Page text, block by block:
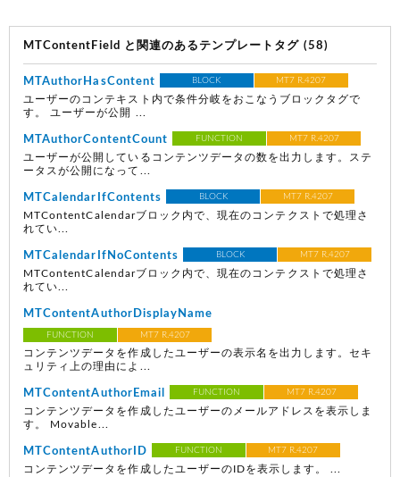
MTContentField と関連のあるテンプレートタグ (58)
MTAuthorHasContent BLOCK MT7 R.4207
ユーザーのコンテキスト内で条件分岐をおこなうブロックタグで
す。 ユーザーが公開 ...
MTAuthorContentCount FUNCTION MT7 R.4207
ユーザーが公開しているコンテンツデータの数を出力します。ステ
ータスが公開になって...
MTCalendarIfContents BLOCK MT7 R.4207
MTContentCalendarブロック内で、現在のコンテクストで処理さ
れてい...
MTCalendarIfNoContents BLOCK MT7 R.4207
MTContentCalendarブロック内で、現在のコンテクストで処理さ
れてい...
MTContentAuthorDisplayName
FUNCTION MT7 R.4207
コンテンツデータを作成したユーザーの表示名を出力します。セキ
ュリティ上の理由によ...
MTContentAuthorEmail FUNCTION MT7 R.4207
コンテンツデータを作成したユーザーのメールアドレスを表示しま
す。 Movable...
MTContentAuthorID FUNCTION MT7 R.4207
コンテンツデータを作成したユーザーのIDを表示します。 ...